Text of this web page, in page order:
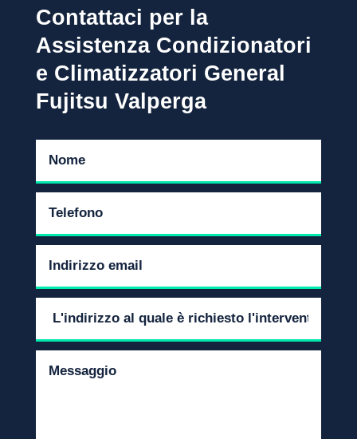
Contattaci per la
Assistenza Condizionatori
e Climatizzatori General
Fujitsu Valperga